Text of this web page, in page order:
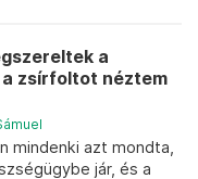
a
a zsírfoltot néztem
mindenki azt mondta,
jár, és a